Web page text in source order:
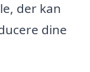
der kan
dine